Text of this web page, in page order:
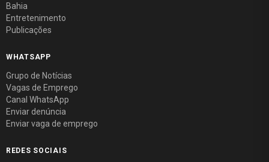
Bahia
Entretenimento
Publicações
WHATSAPP
Grupo de Notícias
Vagas de Emprego
Canal WhatsApp
Enviar denúncia
Enviar vaga de emprego
REDES SOCIAIS